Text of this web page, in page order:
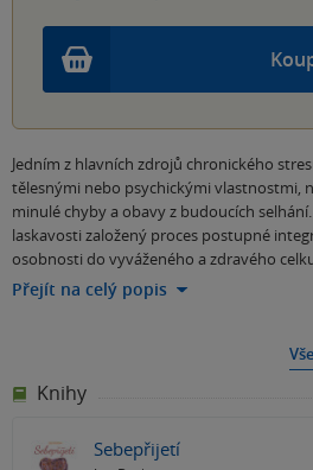
Jedním z hlavních zdrojů chronického
tělesnými nebo psychickými vlastnostmi,
minulé chyby a obavy z budoucích
laskavosti založený proces postupné
osobnosti do vyváženého a zdravého
Přejít na celý popis
Knihy
Sebepřijetí